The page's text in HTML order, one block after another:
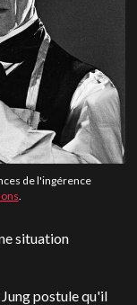
de l'ingérence
situation
postule qu'il